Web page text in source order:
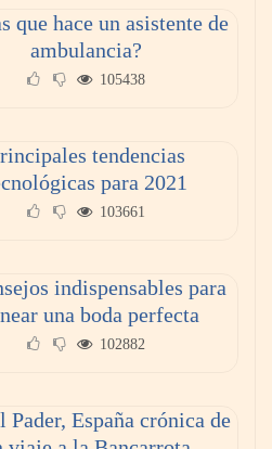
39 aniversario
en el sector
que hace un asistente de
ambulancia?
105438
tendencias
para 2021
103661
indispensables para
una boda perfecta
102882
Pader, España crónica de